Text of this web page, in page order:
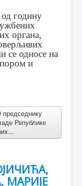
од годину
органа,
се односе на
и
Републике
МАРИЈЕ